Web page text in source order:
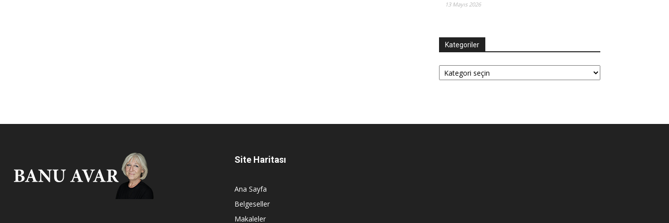
13 Mayıs 2026
Kategoriler
Kategoriler
Site Haritası
Ana Sayfa
Belgeseller
Makaleler